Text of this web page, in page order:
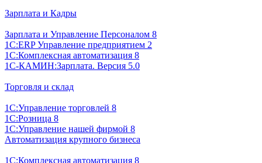
Зарплата и Кадры
Зарплата и Управление Персоналом 8
1С:ERP Управление предприятием 2
1С:Комплексная автоматизация 8
1С-КАМИН:Зарплата. Версия 5.0
Торговля и склад
1С:Управление торговлей 8
1С:Розница 8
1С:Управление нашей фирмой 8
Автоматизация крупного бизнеса
1С:Комплексная автоматизация 8